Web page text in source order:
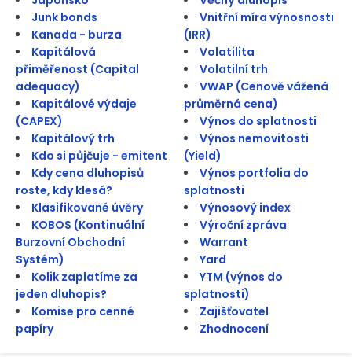
Junk bonds
Kanada - burza
Kapitálová
přiměřenost (Capital
adequacy)
Kapitálové výdaje
(CAPEX)
Kapitálový trh
Kdo si půjčuje - emitent
Kdy cena dluhopisů
roste, kdy klesá?
Klasifikované úvěry
KOBOS (Kontinuální
Burzovní Obchodní
Systém)
Kolik zaplatíme za
jeden dluhopis?
Komise pro cenné
papíry
Vnitřní míra výnosnosti
(IRR)
Volatilita
Volatilní trh
VWAP (Cenově vážená
průměrná cena)
Výnos do splatnosti
Výnos nemovitosti
(Yield)
Výnos portfolia do
splatnosti
Výnosový index
Výroční zpráva
Warrant
Yard
YTM (výnos do
splatnosti)
Zajišťovatel
Zhodnocení